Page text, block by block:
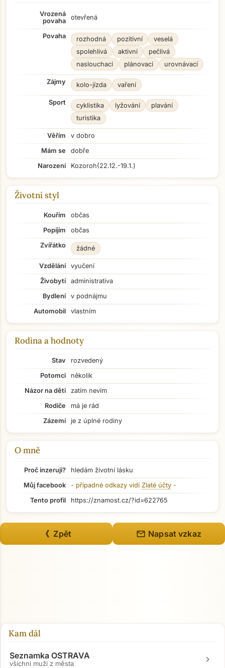
Přejít na hlavní obsah
Vrozená
povaha
otevřená
Povaha rozhodná pozitivní
veselá
spolehlivá
aktivní
pečlivá
naslouchací
plánovací urovnávací
Zájmy kolo-jízda vaření
Sport cyklistika lyžování
plavání
turistika
Věřím
v dobro
Mám se
dobře
Narození
Kozoroh(22.12.-19.1.)
Životní styl
Kouřím
občas
Popíjím
občas
Zvířátko
žádné
Vzdělání
vyučení
Živobytí
administrativa
Bydlení
v podnájmu
Automobil
vlastním
Rodina a hodnoty
Stav
rozvedený
Potomci
několik
Názor na děti
zatím nevím
Rodiče
má je rád
Zázemí
je z úplné rodiny
O mně
Proč inzeruji?
hledám životní lásku
Můj facebook
- případné odkazy vidí Zlaté účty -
Tento profil
https://znamost.cz/?id=622765
《 Zpět mail Napsat vzkaz
Kam dál
Seznamka OSTRAVA
všichni muži z města chevron_right